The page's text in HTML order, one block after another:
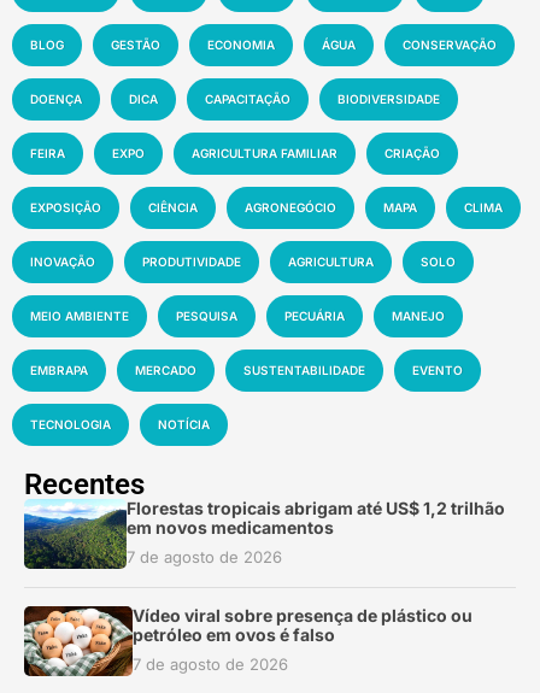
BLOG GESTÃO ECONOMIA ÁGUA CONSERVAÇÃO
DOENÇA DICA CAPACITAÇÃO BIODIVERSIDADE
FEIRA EXPO AGRICULTURA FAMILIAR CRIAÇÃO
EXPOSIÇÃO CIÊNCIA AGRONEGÓCIO MAPA CLIMA
INOVAÇÃO PRODUTIVIDADE AGRICULTURA SOLO
MEIO AMBIENTE PESQUISA PECUÁRIA MANEJO
EMBRAPA MERCADO SUSTENTABILIDADE EVENTO
TECNOLOGIA NOTÍCIA
Recentes
Florestas tropicais abrigam até US$ 1,2 trilhão
em novos medicamentos
7 de agosto de 2026
Vídeo viral sobre presença de plástico ou
petróleo em ovos é falso
7 de agosto de 2026